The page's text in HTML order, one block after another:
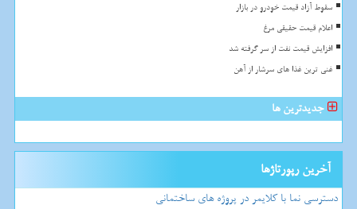
سقوط آزاد قیمت خودرو در بازار
اعلام قیمت حقیقی مرغ
افزایش قیمت نفت از سر گرفته شد
غنی ترین غذا های سرشار از آهن
جدیدترین ها
آخرین رپورتاژها
دسترسی نما با کلایمر در پروژه های ساختمانی